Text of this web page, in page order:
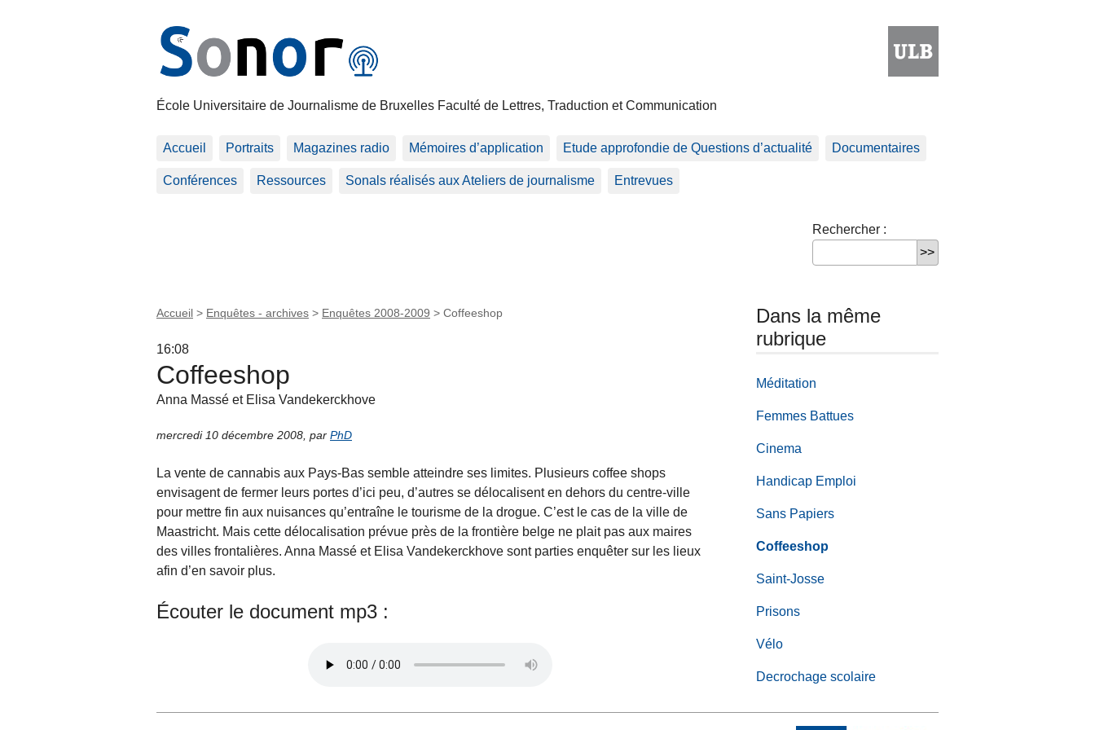
École Universitaire de Journalisme de Bruxelles Faculté de Lettres, Traduction et Communication
Accueil Portraits Magazines radio Mémoires d’application Etude approfondie de Questions d’actualité Documentaires
Conférences Ressources Sonals réalisés aux Ateliers de journalisme Entrevues
Rechercher :
Accueil > Enquêtes - archives > Enquêtes 2008-2009 > Coffeeshop
16:08
Coffeeshop
Anna Massé et Elisa Vandekerckhove
mercredi 10 décembre 2008 par PhD
La vente de cannabis aux Pays-Bas semble atteindre ses limites. Plusieurs coffee shops
envisagent de fermer leurs portes d’ici peu, d’autres se délocalisent en dehors du centre-ville
pour mettre fin aux nuisances qu’entraîne le tourisme de la drogue. C’est le cas de la ville de
Maastricht. Mais cette délocalisation prévue près de la frontière belge ne plait pas aux maires
des villes frontalières. Anna Massé et Elisa Vandekerckhove sont parties enquêter sur les lieux
afin d’en savoir plus.
Écouter le document mp3 :
Dans la même
rubrique
Méditation
Femmes Battues
Cinema
Handicap Emploi
Sans Papiers
Coffeeshop
Saint-Josse
Prisons
Vélo
Decrochage scolaire